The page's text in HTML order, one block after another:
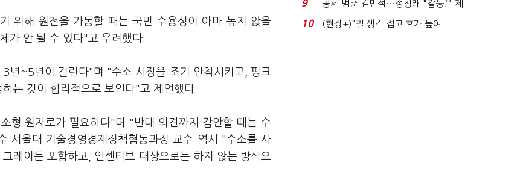
위해 원전을 가동할 때는 국민 수용성이 아마 높지 않을
가 안 될 수 있다"고 우려했다.
년~5년이 걸린다"며 "수소 시장을 조기 안착시키고, 핑크
는 것이 합리적으로 보인다"고 제언했다.
형 원자로가 필요하다"며 "반대 의견까지 감안할 때는 수
서울대 기술경영경제정책협동과정 교수 역시 "수소를 사
레이든 포함하고, 인센티브 대상으로는 하지 않는 방식으
9
공세 멈춘 김민석…정청래 "갈등은 제
가 수습"
10
(현장+)"팔 생각 접고 호가 높여